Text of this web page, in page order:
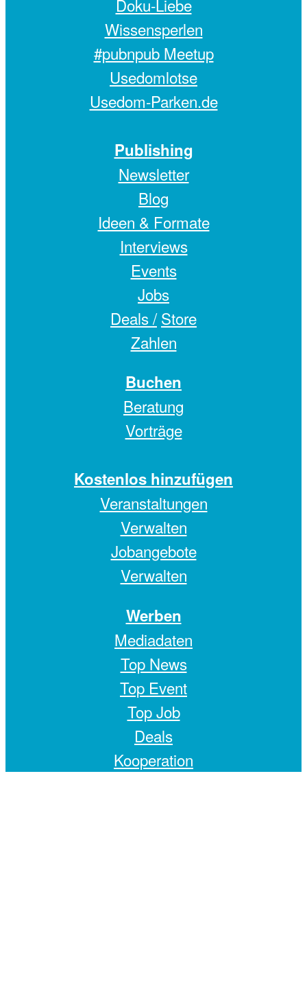
Doku-Liebe
Wissensperlen
#pubnpub Meetup
Usedomlotse
Usedom-Parken.de
Publishing
Newsletter
Blog
Ideen & Formate
Interviews
Events
Jobs
Deals / Store
Zahlen
Buchen
Beratung
Vorträge
Kostenlos hinzufügen
Veranstaltungen
Verwalten
Jobangebote
Verwalten
Werben
Mediadaten
Top News
Top Event
Top Job
Deals
Kooperation